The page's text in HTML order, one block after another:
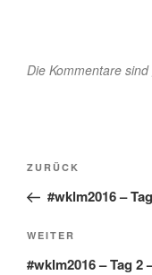
Die Kommentare
Vorheriger
Beitrag
ZURÜCK
#wklm2016 –
Nächster
Beitrag
WEITER
#wklm2016 – Tag